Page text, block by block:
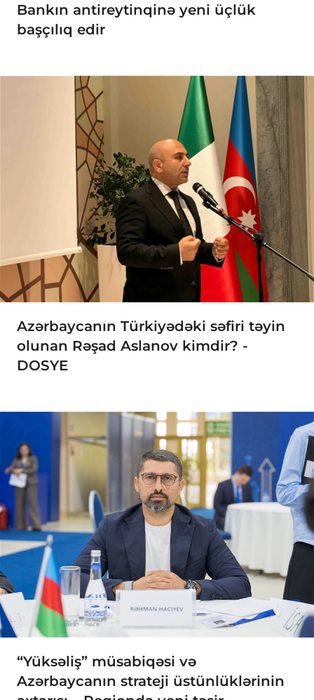
Bankın antireytinqinə yeni üçlük
başçılıq edir
Azərbaycanın Türkiyədəki səfiri təyin
olunan Rəşad Aslanov kimdir? -
DOSYE
“Yüksəliş” müsabiqəsi və
Azərbaycanın strateji üstünlüklərinin